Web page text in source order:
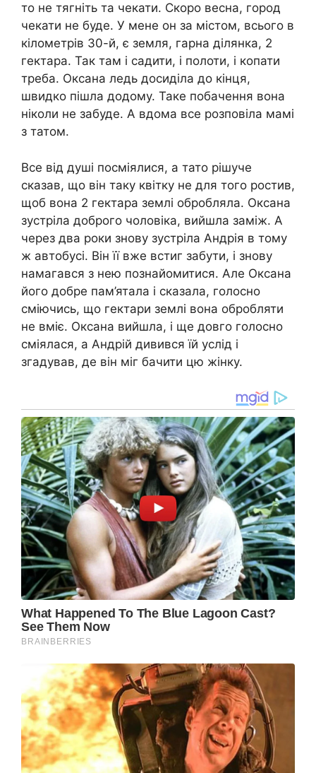
то не тягніть та чекати. Скоро весна, город
чекати не буде. У мене он за містом, всього в
кілометрів 30-й, є земля, гарна ділянка, 2
гектара. Так там і садити, і полоти, і копати
треба. Оксана ледь досиділа до кінця,
швидко пішла додому. Таке побачення вона
ніколи не забуде. А вдома все розповіла мамі
з татом.
Все від душі посміялися, а тато рішуче
сказав, що він таку квітку не для того ростив,
щоб вона 2 гектара землі обробляла. Оксана
зустріла доброго чоловіка, вийшла заміж. А
через два роки знову зустріла Андрія в тому
ж автобусі. Він її вже встиг забути, і знову
намагався з нею познайомитися. Але Оксана
його добре пам’ятала і сказала, голосно
сміючись, що гектари землі вона обробляти
не вміє. Оксана вийшла, і ще довго голосно
сміялася, а Андрій дивився їй услід і
згадував, де він міг бачити цю жінку.